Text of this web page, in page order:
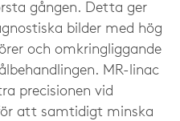
gången. Detta ger
bilder med hög
och omkringliggande
MR-linac
precisionen vid
att samtidigt minska